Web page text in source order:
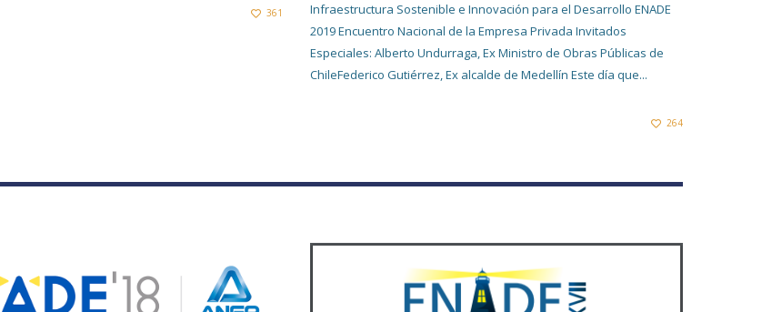
361
Infraestructura Sostenible e Innovación para el Desarrollo ENADE
2019 Encuentro Nacional de la Empresa Privada Invitados
Especiales: Alberto Undurraga, Ex Ministro de Obras Públicas de
ChileFederico Gutiérrez, Ex alcalde de Medellín Este día que...
264